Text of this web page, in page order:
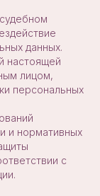
данных.
настоящей
лицом,
персональных
и нормативных
с